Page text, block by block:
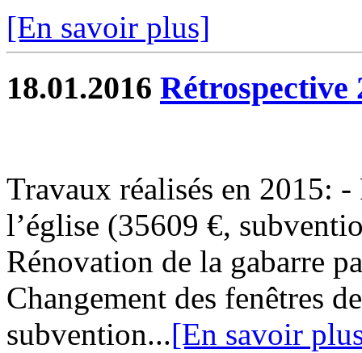
[En savoir plus]
18.01.2016 Rétrospective
Travaux réalisés en 2015:
l’église (35609 €,
Rénovation de la gabarre
Changement des fenêtres
subvention...[En savoir